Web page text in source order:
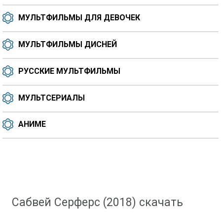
МУЛЬТФИЛЬМЫ ДЛЯ ДЕВОЧЕК
МУЛЬТФИЛЬМЫ ДИСНЕЙ
РУССКИЕ МУЛЬТФИЛЬМЫ
МУЛЬТСЕРИАЛЫ
АНИМЕ
Сабвей Серферс (2018) скачать